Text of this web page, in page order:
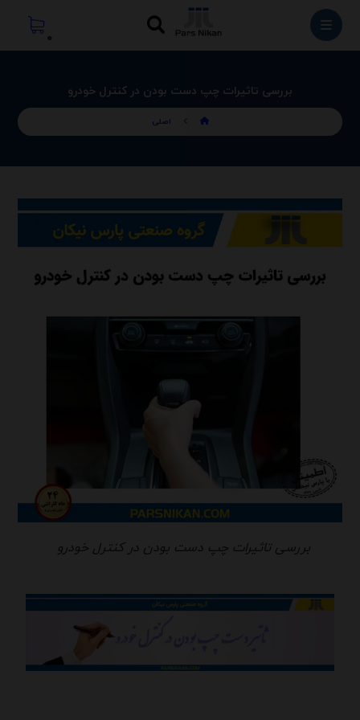
بررسی تاثیرات چپ دست بودن در کنترل خودرو
اصلی
بررسی تاثیرات چپ دست بودن در کنترل خودرو